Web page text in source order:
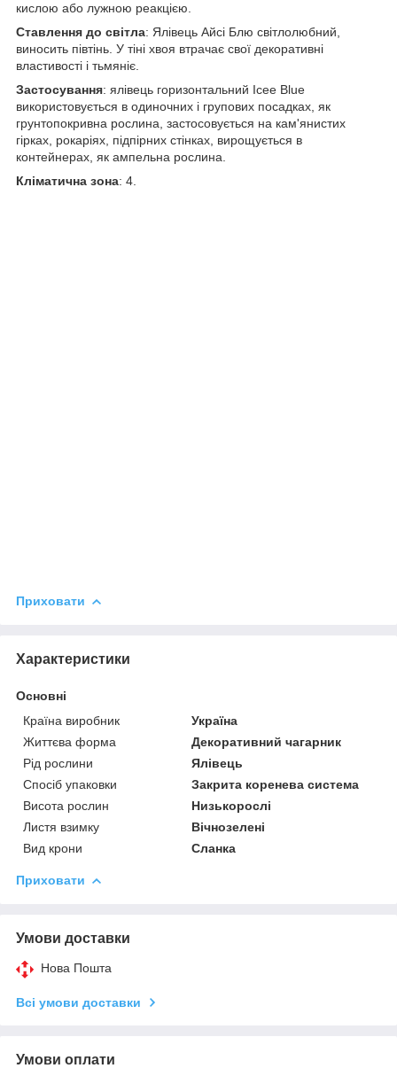
кислою або лужною реакцією.
Ставлення до світла: Ялівець Айсі Блю світлолюбний,
виносить півтінь. У тіні хвоя втрачає свої декоративні
властивості і тьмяніє.
Застосування: ялівець горизонтальний Icee Blue
використовується в одиночних і групових посадках, як
грунтопокривна рослина, застосовується на кам'янистих
гірках, рокаріях, підпірних стінках, вирощується в
контейнерах, як ампельна рослина.
Кліматична зона: 4.
Приховати
Характеристики
Основні
Країна виробник
Україна
Життєва форма
Декоративний чагарник
Рід рослини
Ялівець
Спосіб упаковки
Закрита коренева система
Висота рослин
Низькорослі
Листя взимку
Вічнозелені
Вид крони
Сланка
Приховати
Умови доставки
Нова Пошта
Всі умови доставки
Умови оплати